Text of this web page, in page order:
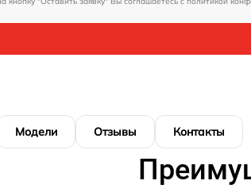
Модели Отзывы Контакты